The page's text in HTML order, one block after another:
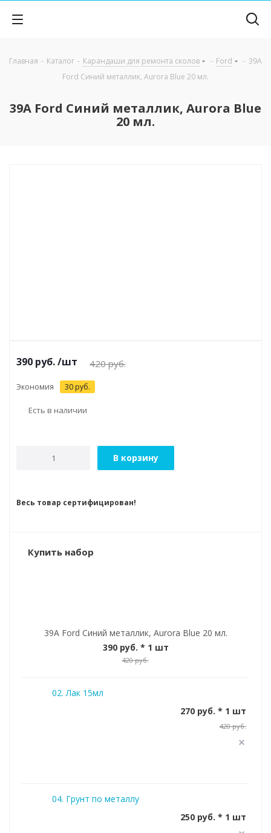
Главная - Каталог - Карандаши для ремонта сколов - Ford - 39A
Ford Синий металлик, Aurora Blue 20 мл.
39A Ford Синий металлик, Aurora Blue
20 мл.
390 руб./шт 420руб.
Экономия 30 руб.
Есть в наличии
В корзину
Весь товар сертифицирован!
Купить набор
39A Ford Синий металлик, Aurora Blue 20 мл.
390 руб. * 1 шт
420 руб.
02. Лак 15мл
270 руб. * 1 шт
420 руб.
04. Грунт по металлу
250 руб. * 1 шт